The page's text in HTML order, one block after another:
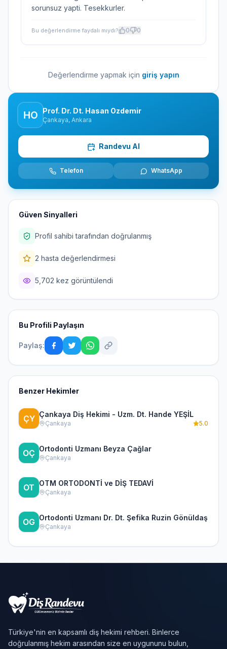
sorunsuz yapti. Tesekkurler.
Bu değerlendirme faydalı mıydı? 0 0
Değerlendirme yapmak için giriş yapın
Prof. Dr. Dt. Hasan Ozdemir
Çankaya, Ankara
Randevu Al
Telefon WhatsApp
Güven Sinyalleri
Profil sahibi tarafından doğrulanmış
2 hasta değerlendirmesi
5,702 kez görüntülendi
Bu Profili Paylaşın
Paylaş:
Benzer Hekimler
Çankaya Diş Hekimi - Uzm. Dt. Hande YEŞİL
Çankaya 5.0
Ortodonti Uzmanı Beyza Çağlar
Çankaya
OTM ORTODONTİ ve DİŞ TEDAVİ
Çankaya
Ortodonti Uzmanı Dr. Dt. Şefika Ruzin Gönüldaş
Çankaya
Türkiye'nin en kapsamlı diş hekimi rehberi. Binlerce
doğrulanmış hekim arasından size en uygununu bulun,